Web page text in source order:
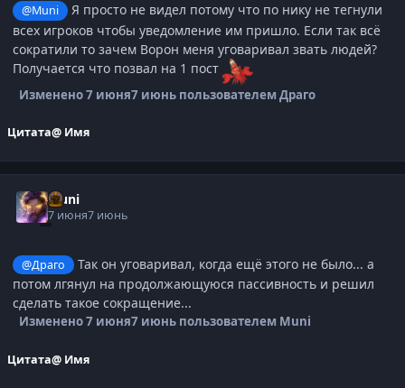
@Muni
Я просто не видел потому что по нику не тегнули
всех игроков чтобы уведомление им пришло. Если так всё
сократили то зачем Ворон меня уговаривал звать людей?
Получается что позвал на 1 пост
Изменено7 июня7 июньпользователем Драго
Цитата@ Имя
Muni
7 июня7 июнь
@Драго
Так он уговаривал, когда ещё этого не было... а
потом лгянул на продолжающуюся пассивность и решил
сделать такое сокращение...
Изменено7 июня7 июньпользователем Muni
Цитата@ Имя